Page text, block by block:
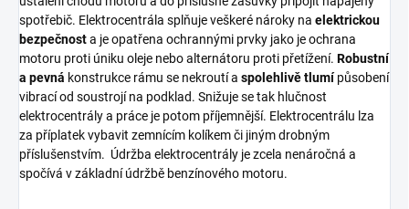
spotřebič. Elektrocentrála splňuje veškeré nároky na elektrickou
bezpečnosta je opatřena ochrannými prvky jako je ochrana
motoru proti úniku oleje nebo alternátoru proti přetížení. Robustní
a pevná konstrukce rámu se nekroutí a spolehlivě tlumí působení
vibrací od soustrojí na podklad. Snižuje se tak hlučnost
elektrocentrály a práce je potom příjemnější. Elektrocentrálu lza
za příplatek vybavit zemnícím kolíkem či jiným drobným
příslušenstvím. Údržba elektrocentrály je zcela nenáročná a
spočívá v základní údržbě benzínového motoru.